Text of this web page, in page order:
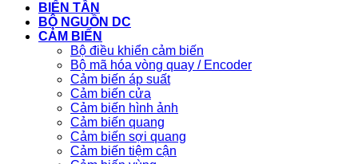
BIẾN TẦN
BỘ NGUỒN DC
CẢM BIẾN
Bộ điều khiển cảm biến
Bộ mã hóa vòng quay / Encoder
Cảm biến áp suất
Cảm biến cửa
Cảm biến hình ảnh
Cảm biến quang
Cảm biến sợi quang
Cảm biến tiệm cận